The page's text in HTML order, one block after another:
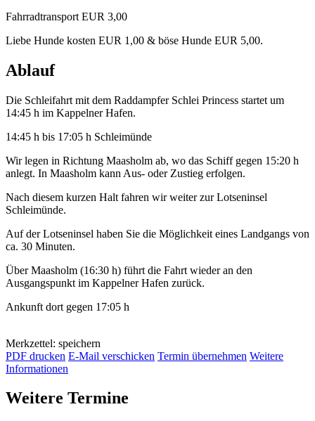
Fahrradtransport EUR 3,00
Liebe Hunde kosten EUR 1,00 & böse Hunde EUR 5,00.
Ablauf
Die Schleifahrt mit dem Raddampfer Schlei Princess startet um
14:45 h im Kappelner Hafen.
14:45 h bis 17:05 h Schleimünde
Wir legen in Richtung Maasholm ab, wo das Schiff gegen 15:20 h
anlegt. In Maasholm kann Aus- oder Zustieg erfolgen.
Nach diesem kurzen Halt fahren wir weiter zur Lotseninsel
Schleimünde.
Auf der Lotseninsel haben Sie die Möglichkeit eines Landgangs von
ca. 30 Minuten.
Über Maasholm (16:30 h) führt die Fahrt wieder an den
Ausgangspunkt im Kappelner Hafen zurück.
Ankunft dort gegen 17:05 h
Merkzettel: speichern
PDF drucken E-Mail verschicken Termin übernehmen Weitere
Informationen
Weitere Termine